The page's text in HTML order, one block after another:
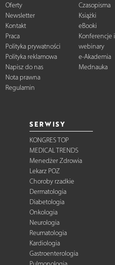
Oferty
Newsletter
Kontakt
Praca
Polityka prywatności
Polityka reklamowa
Napisz do nas
Nota prawna
Regulamin
Czasopisma
Książki
eBooki
Konferencje i
webinary
e-Akademia
Mednauka
SERWISY
KONGRES TOP
MEDICAL TRENDS
Menedżer Zdrowia
Lekarz POZ
Choroby rzadkie
Dermatologia
Diabetologia
Onkologia
Neurologia
Reumatologia
Kardiologia
Gastroenterologia